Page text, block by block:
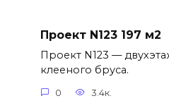
Проект N123 197 м2
Проект N123 —
клееного бруса.
0 3.4к.